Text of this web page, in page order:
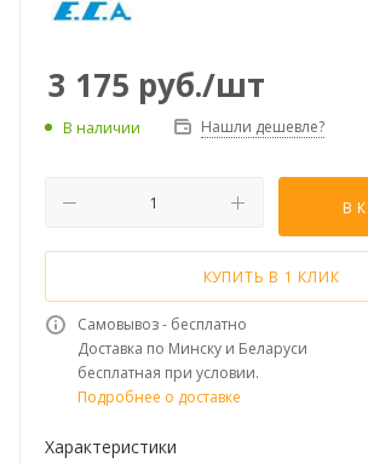
3 175 руб./шт
В наличии Нашли дешевле?
В
КУПИТЬ В 1 КЛИК
Самовывоз - бесплатно
Доставка по Минску и Беларуси
бесплатная при условии.
Подробнее о доставке
Характеристики